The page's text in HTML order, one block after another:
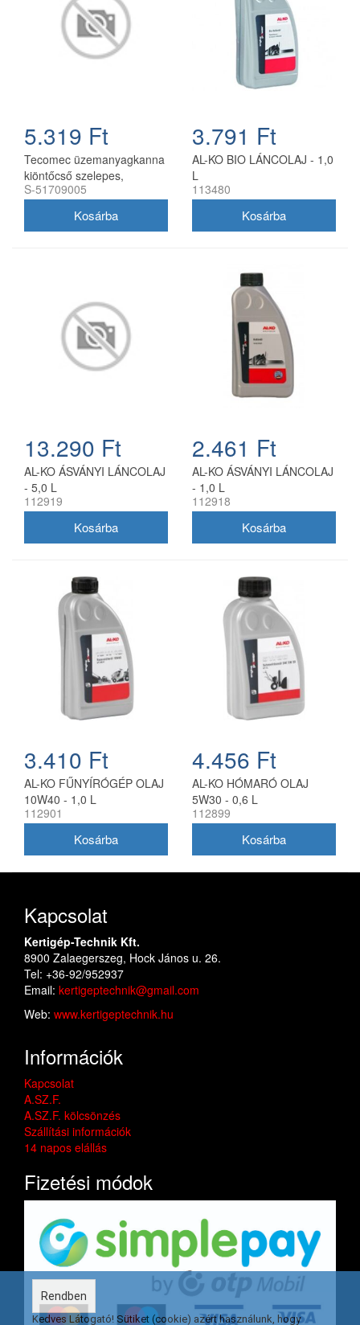
5.319 Ft
Tecomec üzemanyagkanna
kiöntőcső szelepes,
utángyártott
S-51709005
3.791 Ft
AL-KO BIO LÁNCOLAJ - 1,0
L
113480
13.290 Ft
AL-KO ÁSVÁNYI LÁNCOLAJ
- 5,0 L
112919
2.461 Ft
AL-KO ÁSVÁNYI LÁNCOLAJ
- 1,0 L
112918
3.410 Ft
AL-KO FŰNYÍRÓGÉP OLAJ
10W40 - 1,0 L
112901
4.456 Ft
AL-KO HÓMARÓ OLAJ
5W30 - 0,6 L
112899
Kapcsolat
Kertigép-Technik Kft.
8900 Zalaegerszeg, Hock János u. 26.
Tel: +36-92/952937
Email: kertigeptechnik@gmail.com
Web: www.kertigeptechnik.hu
Információk
Kapcsolat
A.SZ.F.
A.SZ.F. kölcsönzés
Szállítási információk
14 napos elállás
Fizetési módok
Rendben
Kedves Látogató! Sütiket (cookie) azért használunk, hogy